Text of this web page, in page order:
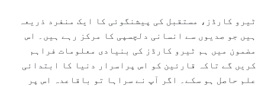
ٹیرو کارڈز، مستقبل کی پیشنگوئی کا ایک منفرد ذریعہ
ہیں جو صدیوں سے انسانی دلچسپی کا مرکز رہے ہیں۔ اس
مضمون میں ہم ٹیرو کارڈز کی بنیادی معلومات فراہم
کریں گے تاکہ قارئین کو اس پراسرار دنیا کا ابتدائی
علم حاصل ہو سکے۔ اگر آپ نے سراہا تو باقاعدہ اس پر